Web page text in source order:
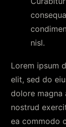
nisl.
Lorem ipsum
elit, sed do
dolore magna
nostrud
ea commodo